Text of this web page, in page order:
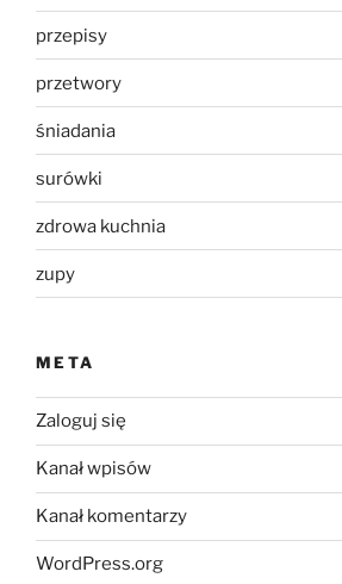
przepisy
przetwory
śniadania
surówki
zdrowa kuchnia
zupy
META
Zaloguj się
Kanał wpisów
Kanał komentarzy
WordPress.org